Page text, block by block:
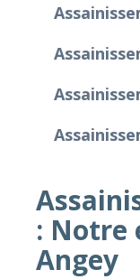
: Notre
Angey